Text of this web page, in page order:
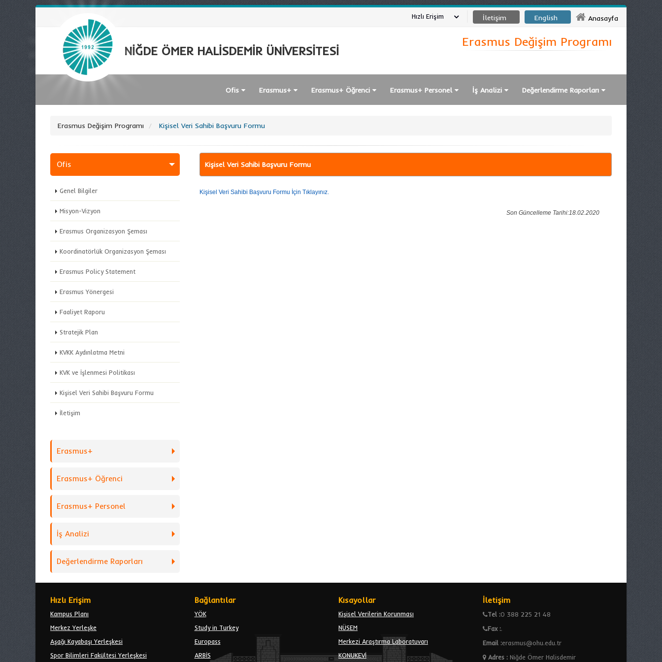
Anasayfa
English
İletişim
Hızlı Erişim
NİĞDE ÖMER HALİSDEMİR ÜNİVERSİTESİ
Erasmus Değişim Programı
Ofis Erasmus+ Erasmus+ Öğrenci Erasmus+ Personel İş Analizi Değerlendirme Raporları
Erasmus Değişim Programı Kişisel Veri Sahibi Başvuru Formu
Ofis
Genel Bilgiler
Misyon-Vizyon
Erasmus Organizasyon Şeması
Koordinatörlük Organizasyon Şeması
Erasmus Policy Statement
Erasmus Yönergesi
Faaliyet Raporu
Stratejik Plan
KVKK Aydınlatma Metni
KVK ve İşlenmesi Politikası
Kişisel Veri Sahibi Başvuru Formu
İletişim
Erasmus+
Erasmus+ Öğrenci
Erasmus+ Personel
İş Analizi
Değerlendirme Raporları
Kişisel Veri Sahibi Başvuru Formu
Kişisel Veri Sahibi Başvuru Formu İçin Tıklayınız.
Son Güncelleme Tarihi:18.02.2020
Hızlı Erişim
Kampus Planı
Merkez Yerleşke
Aşağı Kayabaşı Yerleşkesi
Spor Bilimleri Fakültesi Yerleşkesi
Bağlantılar
YÖK
Study in Turkey
Europass
ARBİS
Kısayollar
Kişisel Verilerin Korunması
NÜSEM
Merkezi Araştırma Laboratuvarı
KONUKEVİ
İletişim
Tel :0 388 225 21 48
Fax :.
Email :erasmus@ohu.edu.tr
Adres:Niğde Ömer Halisdemir